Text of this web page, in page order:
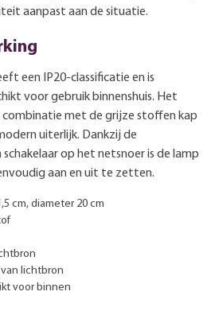
aanpast aan de situatie.
een IP20-classificatie en is
voor gebruik binnenshuis. Het
met de grijze stoffen kap
uiterlijk. Dankzij de
op het netsnoer is de lamp
aan en uit te zetten.
cm, diameter 20 cm
lichtbron
voor binnen